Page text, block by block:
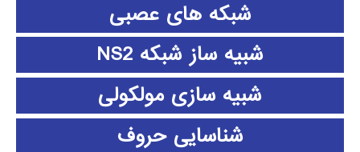
شبکه های عصبی
شبیه ساز شبکه NS2
شبیه سازی مولکولی
شناسایی حروف